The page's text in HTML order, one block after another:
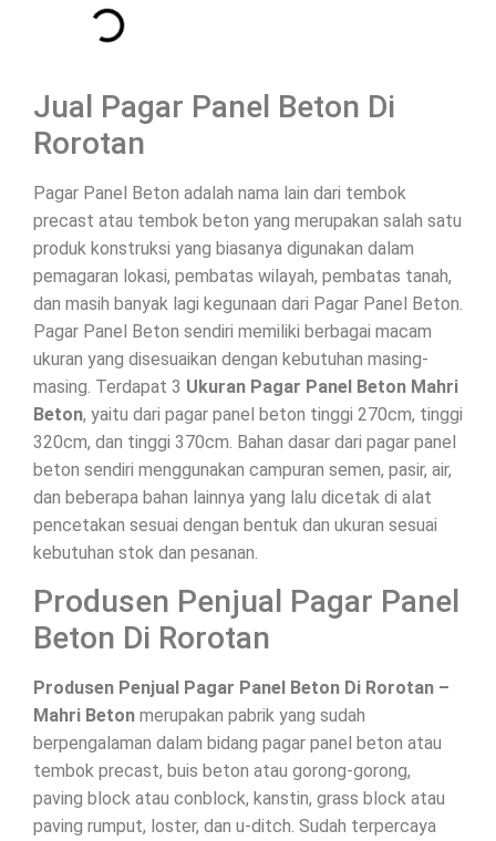
Jual Pagar Panel Beton Di
Rorotan
Pagar Panel Beton adalah nama lain dari tembok
precast atau tembok beton yang merupakan salah satu
produk konstruksi yang biasanya digunakan dalam
pemagaran lokasi, pembatas wilayah, pembatas tanah,
dan masih banyak lagi kegunaan dari Pagar Panel Beton.
Pagar Panel Beton sendiri memiliki berbagai macam
ukuran yang disesuaikan dengan kebutuhan masing-
masing. Terdapat 3 Ukuran Pagar Panel Beton Mahri
Beton, yaitu dari pagar panel beton tinggi 270cm, tinggi
320cm, dan tinggi 370cm. Bahan dasar dari pagar panel
beton sendiri menggunakan campuran semen, pasir, air,
dan beberapa bahan lainnya yang lalu dicetak di alat
pencetakan sesuai dengan bentuk dan ukuran sesuai
kebutuhan stok dan pesanan.
Produsen Penjual Pagar Panel
Beton Di Rorotan
Produsen Penjual Pagar Panel Beton Di Rorotan –
Mahri Beton merupakan pabrik yang sudah
berpengalaman dalam bidang pagar panel beton atau
tembok precast, buis beton atau gorong-gorong,
paving block atau conblock, kanstin, grass block atau
paving rumput, loster, dan u-ditch. Sudah terpercaya